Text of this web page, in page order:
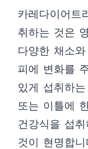
카레다이어트
취하는 것은
다양한 채소
피에 변화를
있게 섭취하
또는 이틀에
건강식을 섭
것이 현명합니